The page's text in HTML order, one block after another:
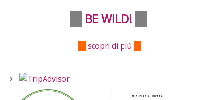
BE WILD!
scopri di più